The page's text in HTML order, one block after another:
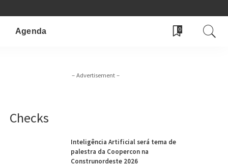
Agenda 0
– Advertisement –
Checks
Inteligência Artificial será tema de
palestra da Coopercon na
Construnordeste 2026